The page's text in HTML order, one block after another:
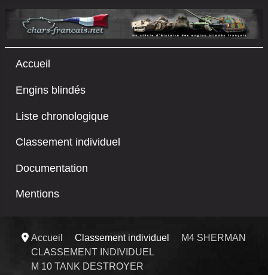
Accueil
Engins blindés
Liste chronologique
Classement individuel
Documentation
Mentions
Accueil Classement individuel
M4 SHERMAN
CLASSEMENT INDIVIDUEL
M 10 TANK DESTROYER